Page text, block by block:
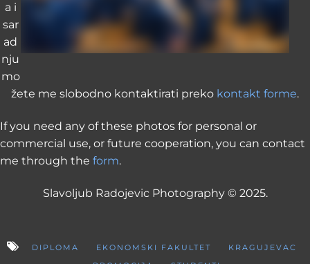
a i
sar
ad
nju
mo
žete me slobodno kontaktirati preko kontakt forme.
If you need any of these photos for personal or
commercial use, or future cooperation, you can contact
me through the form.
Slavoljub Radojevic Photography © 2025.
DIPLOMA EKONOMSKI FAKULTET
KRAGUJEVAC